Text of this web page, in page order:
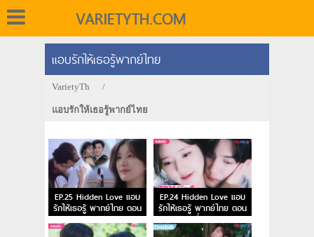
VARIETYTH.COM
แอบรักให้เธอรู้พากย์ไทย
VarietyTh /
แอบรักให้เธอรู้พากย์ไทย
EP.25 Hidden Love แอบ
รักให้เธอรู้ พากย์ไทย ตอน
จบ
EP.24 Hidden Love แอบ
รักให้เธอรู้ พากย์ไทย ตอน
ที่ 24